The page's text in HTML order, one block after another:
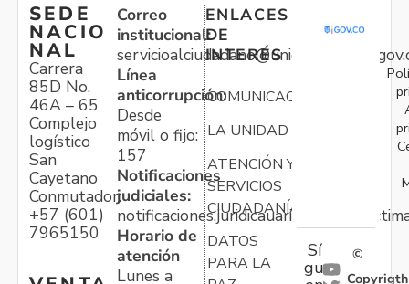
SEDE
NACIO
NAL
Carrera
85D No.
46A – 65
Complejo
logístico
San
Cayetano
Conmutador:
+57 (601)
7965150
Correo
institucional:
Línea
anticorrupción:
Desde
móvil o fijo:
157
Notificaciones
judiciales:
Horario de
atención
Lunes a
ENLACES
DE
INTERÉS
COMUNICACIONES
LA UNIDAD
ATENCIÓN Y
SERVICIOS
CIUDADANÍA
DATOS
PARA LA
Sí
gu
©
Copyrigth